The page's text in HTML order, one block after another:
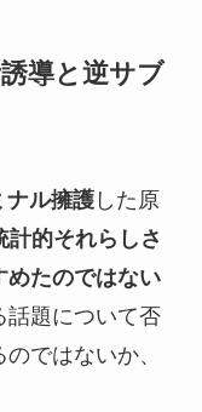
導と逆サブ
ナル擁護した原
計的それらしさ
めたのではない
話題について否
ではないか、